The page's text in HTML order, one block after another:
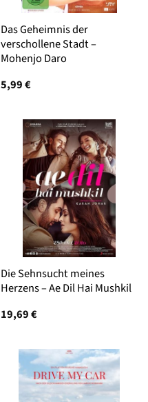
Das Geheimnis der
verschollene Stadt –
Mohenjo Daro
5,99€
Die Sehnsucht meines
Herzens – Ae Dil Hai Mushkil
19,69€